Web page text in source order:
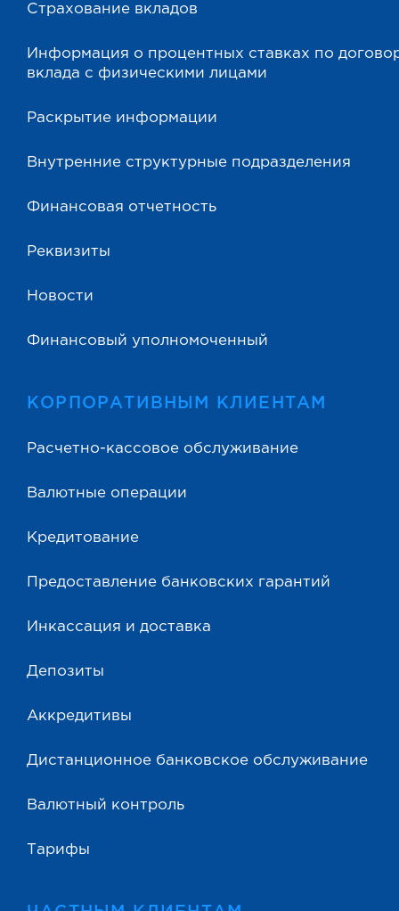
Страхование вкладов
Информация о процентных ставках по
вклада с физическими лицами
Раскрытие информации
Внутренние структурные подразделения
Финансовая отчетность
Реквизиты
Новости
Финансовый уполномоченный
КОРПОРАТИВНЫМ КЛИЕНТАМ
Расчетно-кассовое обслуживание
Валютные операции
Кредитование
Предоставление банковских гарантий
Инкассация и доставка
Депозиты
Аккредитивы
Дистанционное банковское обслуживание
Валютный контроль
Тарифы